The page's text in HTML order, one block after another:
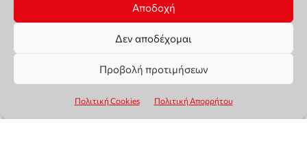
Αποδοχή
Δεν αποδέχομαι
Προβολή προτιμήσεων
Πολιτική Cookies Πολιτική Απορρήτου